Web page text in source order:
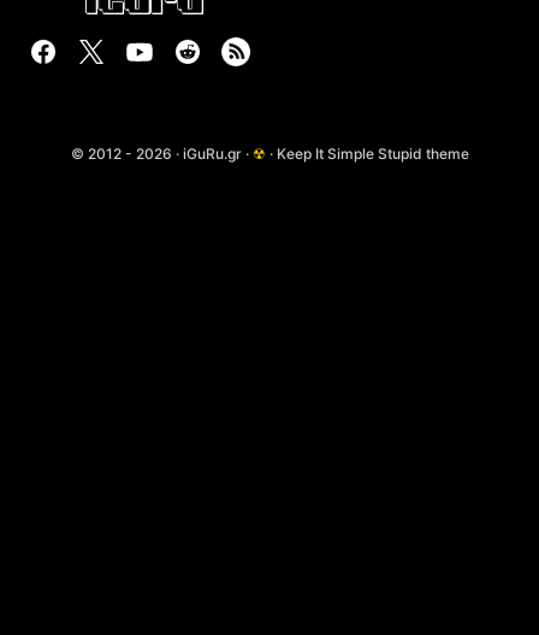
© 2012 - 2026 · iGuRu.gr · ☢ · Keep It Simple Stupid theme